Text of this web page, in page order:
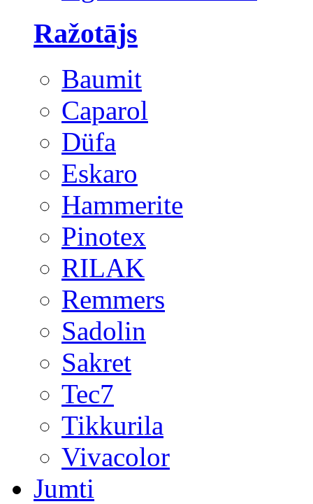
Ražotājs
Baumit
Caparol
Düfa
Eskaro
Hammerite
Pinotex
RILAK
Remmers
Sadolin
Sakret
Tec7
Tikkurila
Vivacolor
Jumti